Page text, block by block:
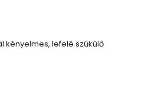
kényelmes, lefelé szűkülő